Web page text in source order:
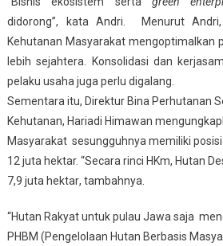
didorong”, kata Andri. Menurut Andri,
Kehutanan Masyarakat mengoptimalkan
lebih sejahtera. Konsolidasi dan
pelaku usaha juga perlu digalang.
Sementara itu, Direktur Bina Perhutanan
Kehutanan, Hariadi Himawan
Masyarakat sesungguhnya memiliki
1 2 juta hektar. “Secara rinci HKm, Hutan
7,9 juta hektar, tambahnya.
“Hutan Rakyat untuk pulau Jawa saja
PHBM (Pengelolaan Hutan Berbasis